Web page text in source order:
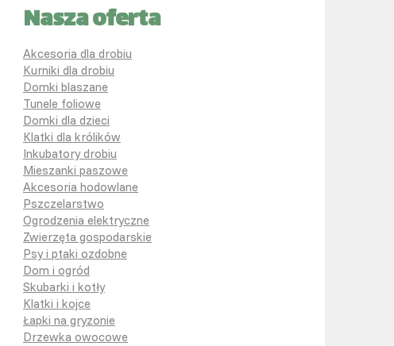
Nasza oferta
Akcesoria dla drobiu
Kurniki dla drobiu
Domki blaszane
Tunele foliowe
Domki dla dzieci
Klatki dla królików
Inkubatory drobiu
Mieszanki paszowe
Akcesoria hodowlane
Pszczelarstwo
Ogrodzenia elektryczne
Zwierzęta gospodarskie
Psy i ptaki ozdobne
Dom i ogród
Skubarki i kotły
Klatki i kojce
Łapki na gryzonie
Drzewka owocowe